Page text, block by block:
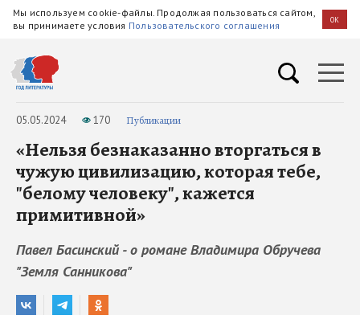
Мы используем cookie-файлы. Продолжая пользоваться сайтом,
вы принимаете условия Пользовательского соглашения OK
05.05.2024 170 Публикации
«Нельзя безнаказанно вторгаться в
чужую цивилизацию, которая тебе,
"белому человеку", кажется
примитивной»
Павел Басинский - о романе Владимира Обручева
"Земля Санникова"